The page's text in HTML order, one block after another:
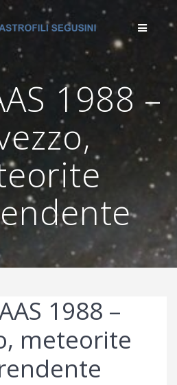
Salta
al
contenuto
1988 –
1988 –
meteorite